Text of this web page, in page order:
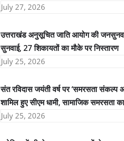
July 27, 2026
उत्तराखंड अनुसूचित जाति आयोग की
सुनवाई, 27 शिकायतों का मौके पर निस्तारण
July 25, 2026
संत रविदास जयंती वर्ष पर ‘समरसता संकल्प
शामिल हुए सीएम धामी, सामाजिक समरसता
July 25, 2026